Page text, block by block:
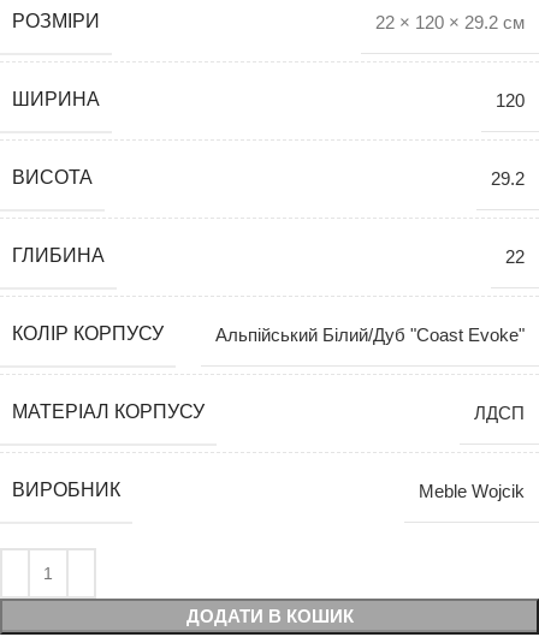
РОЗМІРИ 22 × 120 × 29.2 см
ШИРИНА 120
ВИСОТА 29.2
ГЛИБИНА 22
КОЛІР КОРПУСУ Альпійський Білий/Дуб "Coast Evoke"
МАТЕРІАЛ КОРПУСУ ЛДСП
ВИРОБНИК Meble Wojcik
ДОДАТИ В КОШИК